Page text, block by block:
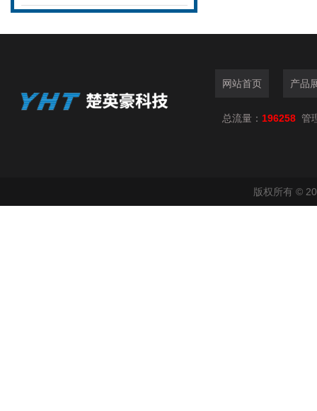
网站首页 产品
总流量： 196258 管
版权所有 ©